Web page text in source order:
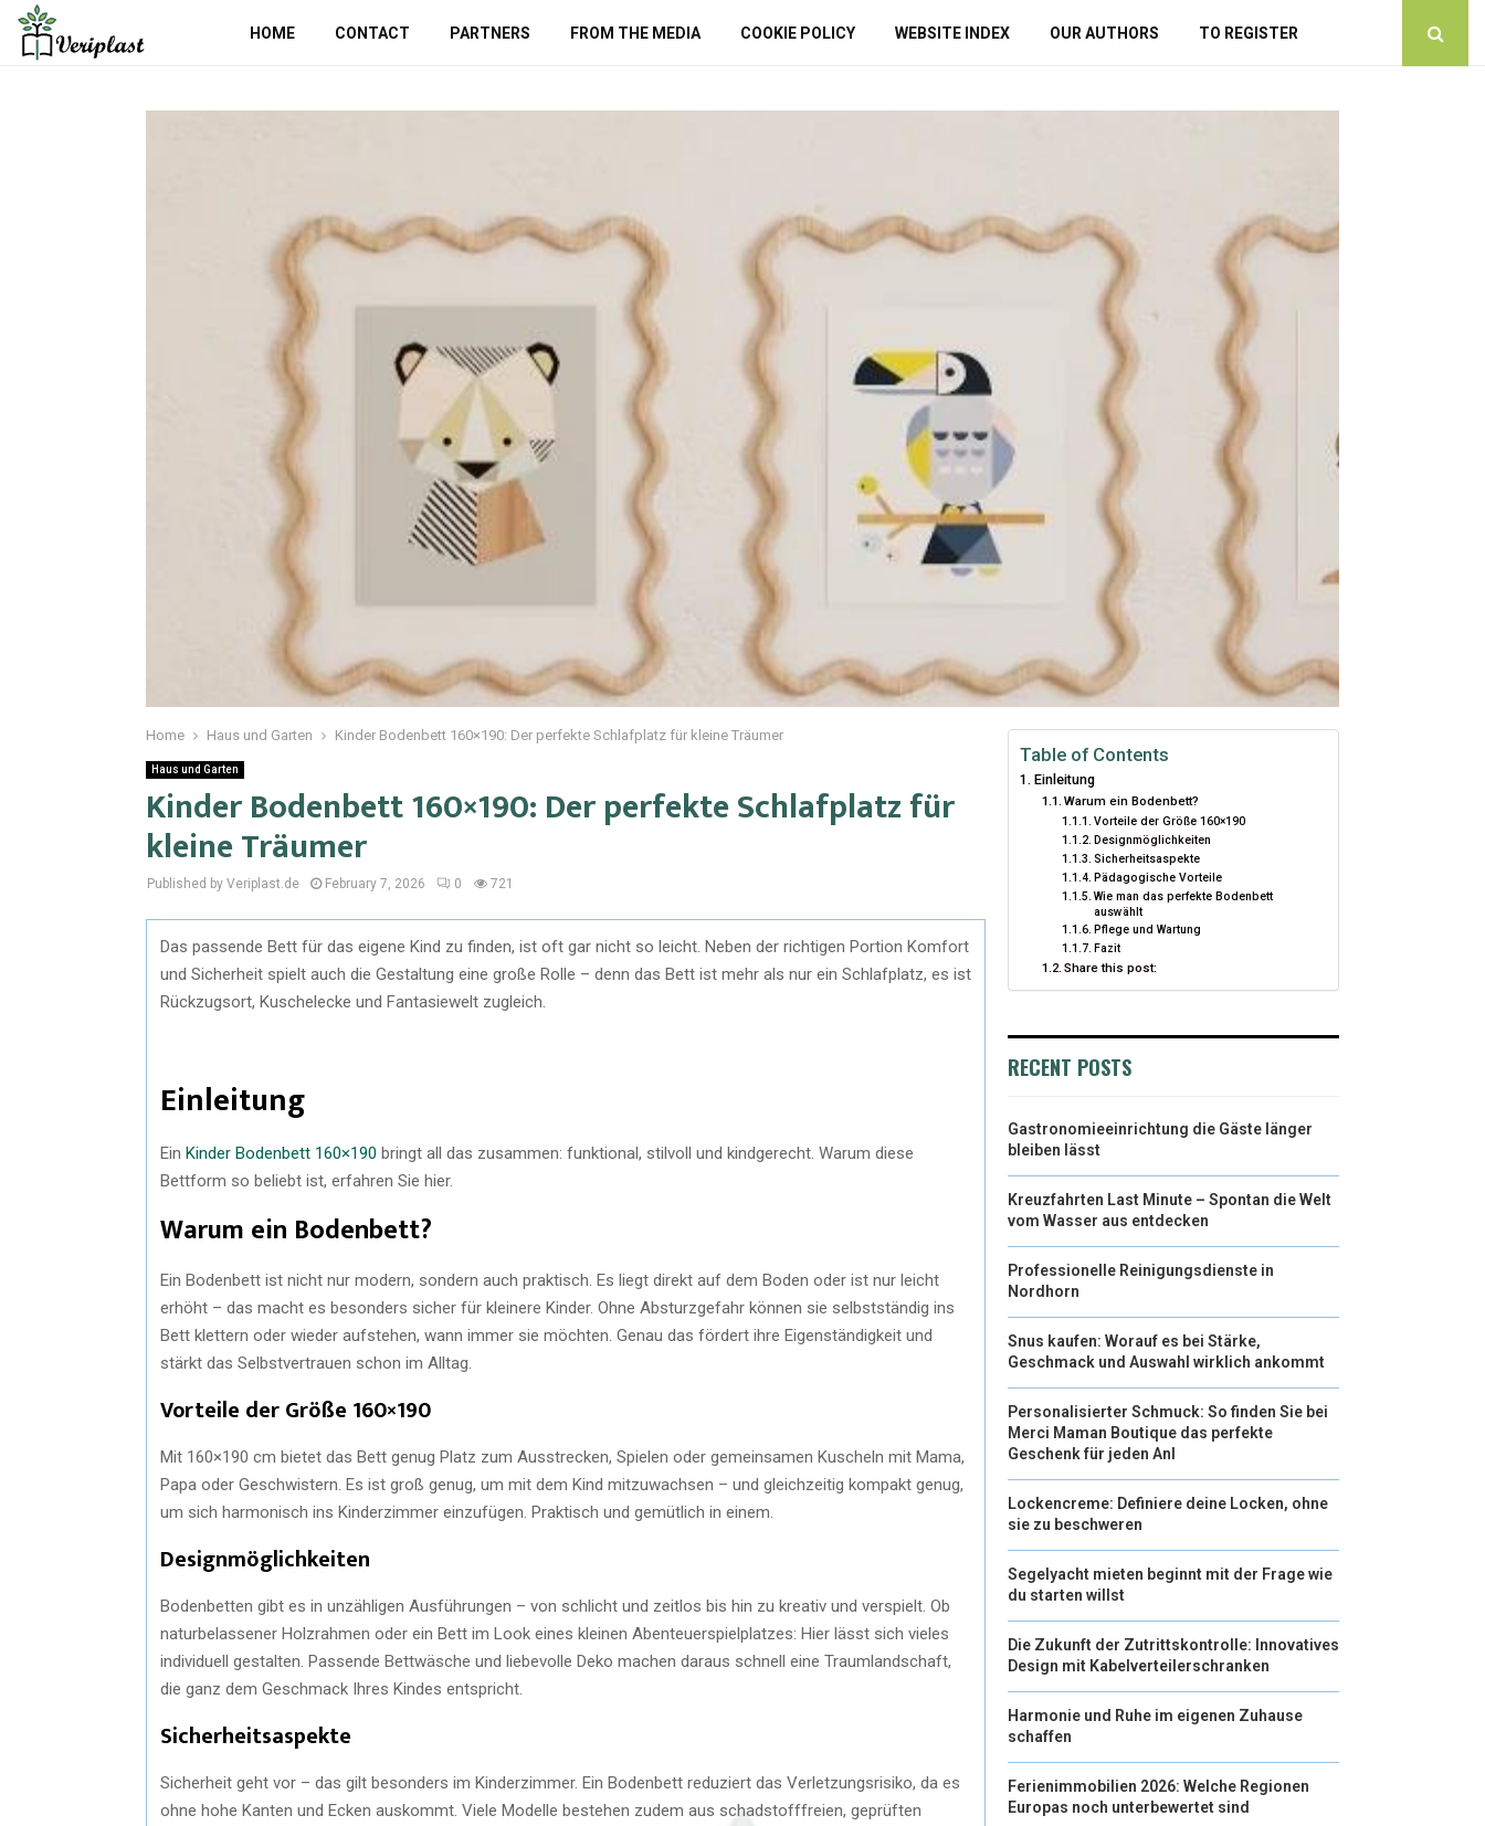
HOME CONTACT PARTNERS FROM THE MEDIA COOKIE POLICY WEBSITE INDEX OUR AUTHORS TO REGISTER
Home Haus und Garten Kinder Bodenbett 160×190: Der perfekte Schlafplatz für kleine Träumer
Haus und Garten
Kinder Bodenbett 160×190: Der perfekte Schlafplatz für
kleine Träumer
Published by Veriplast.de February 7, 2026 0 721
Das passende Bett für das eigene Kind zu finden, ist oft gar nicht so leicht. Neben der richtigen Portion Komfort
und Sicherheit spielt auch die Gestaltung eine große Rolle – denn das Bett ist mehr als nur ein Schlafplatz, es ist
Rückzugsort, Kuschelecke und Fantasiewelt zugleich.
Einleitung
Ein Kinder Bodenbett 160×190 bringt all das zusammen: funktional, stilvoll und kindgerecht. Warum diese
Bettform so beliebt ist, erfahren Sie hier.
Warum ein Bodenbett?
Ein Bodenbett ist nicht nur modern, sondern auch praktisch. Es liegt direkt auf dem Boden oder ist nur leicht
erhöht – das macht es besonders sicher für kleinere Kinder. Ohne Absturzgefahr können sie selbstständig ins
Bett klettern oder wieder aufstehen, wann immer sie möchten. Genau das fördert ihre Eigenständigkeit und
stärkt das Selbstvertrauen schon im Alltag.
Vorteile der Größe 160×190
Mit 160×190 cm bietet das Bett genug Platz zum Ausstrecken, Spielen oder gemeinsamen Kuscheln mit Mama,
Papa oder Geschwistern. Es ist groß genug, um mit dem Kind mitzuwachsen – und gleichzeitig kompakt genug,
um sich harmonisch ins Kinderzimmer einzufügen. Praktisch und gemütlich in einem.
Designmöglichkeiten
Bodenbetten gibt es in unzähligen Ausführungen – von schlicht und zeitlos bis hin zu kreativ und verspielt. Ob
naturbelassener Holzrahmen oder ein Bett im Look eines kleinen Abenteuerspielplatzes: Hier lässt sich vieles
individuell gestalten. Passende Bettwäsche und liebevolle Deko machen daraus schnell eine Traumlandschaft,
die ganz dem Geschmack Ihres Kindes entspricht.
Sicherheitsaspekte
Sicherheit geht vor – das gilt besonders im Kinderzimmer. Ein Bodenbett reduziert das Verletzungsrisiko, da es
ohne hohe Kanten und Ecken auskommt. Viele Modelle bestehen zudem aus schadstofffreien, geprüften
Table of Contents
Einleitung
Warum ein Bodenbett?
Vorteile der Größe 160×190
Designmöglichkeiten
Sicherheitsaspekte
Pädagogische Vorteile
Wie man das perfekte Bodenbett
auswählt
Pflege und Wartung
Fazit
Share this post:
RECENT POSTS
Gastronomieeinrichtung die Gäste länger
bleiben lässt
Kreuzfahrten Last Minute – Spontan die Welt
vom Wasser aus entdecken
Professionelle Reinigungsdienste in
Nordhorn
Snus kaufen: Worauf es bei Stärke,
Geschmack und Auswahl wirklich ankommt
Personalisierter Schmuck: So finden Sie bei
Merci Maman Boutique das perfekte
Geschenk für jeden Anl
Lockencreme: Definiere deine Locken, ohne
sie zu beschweren
Segelyacht mieten beginnt mit der Frage wie
du starten willst
Die Zukunft der Zutrittskontrolle: Innovatives
Design mit Kabelverteilerschranken
Harmonie und Ruhe im eigenen Zuhause
schaffen
Ferienimmobilien 2026: Welche Regionen
Europas noch unterbewertet sind